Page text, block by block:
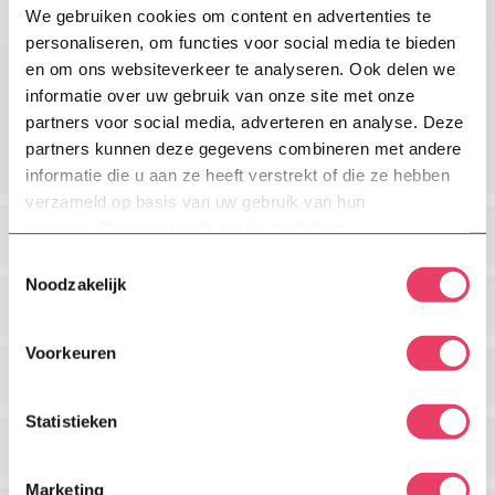
We gebruiken cookies om content en advertenties te
personaliseren, om functies voor social media te bieden
en om ons websiteverkeer te analyseren. Ook delen we
informatie over uw gebruik van onze site met onze
partners voor social media, adverteren en analyse. Deze
partners kunnen deze gegevens combineren met andere
informatie die u aan ze heeft verstrekt of die ze hebben
verzameld op basis van uw gebruik van hun
Noodzakelijk
Voorkeuren
Statistieken
Marketing
Wat is een model?
Een model (design) is het uiterlijk van een product of een
deel ervan. Dit uiterlijk kan bepaald worden door
verschillende eigenschappen, zoals de omtrek, de lijnen,
de textuur, de kleuren, versieringen etc.
Wat is een modelrecht?